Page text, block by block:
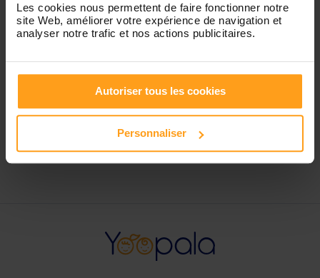
Les cookies nous permettent de faire fonctionner notre
site Web, améliorer votre expérience de navigation et
analyser notre trafic et nos actions publicitaires.
Autoriser tous les cookies
Personnaliser
1
Petites annonces de
babysitting à Chalandray